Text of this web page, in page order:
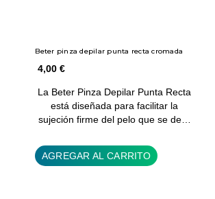
Beter pinza depilar punta recta cromada
4,00 €
La Beter Pinza Depilar Punta Recta
está diseñada para facilitar la
sujeción firme del pelo que se de…
AGREGAR AL CARRITO